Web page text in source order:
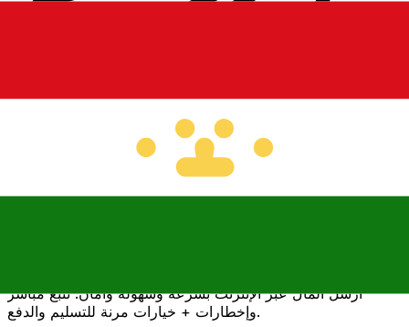
أرسل المال عبر الإنترنت بسرعة وسهولة وأمان. تتبع مباشر
وإخطارات + خيارات مرنة للتسليم والدفع.